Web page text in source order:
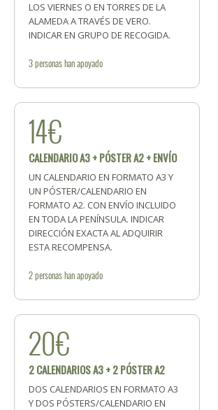
LOS VIERNES O EN TORRES DE LA
ALAMEDA A TRAVÉS DE VERO.
INDICAR EN GRUPO DE RECOGIDA.
3personashan apoyado
14€
CALENDARIO A3 + PÓSTER A2 + ENVÍO
UN CALENDARIO EN FORMATO A3 Y
UN PÓSTER/CALENDARIO EN
FORMATO A2. CON ENVÍO INCLUIDO
EN TODA LA PENÍNSULA. INDICAR
DIRECCIÓN EXACTA AL ADQUIRIR
ESTA RECOMPENSA.
2personashan apoyado
20€
2 CALENDARIOS A3 + 2 PÓSTER A2
DOS CALENDARIOS EN FORMATO A3
Y DOS PÓSTERS/CALENDARIO EN